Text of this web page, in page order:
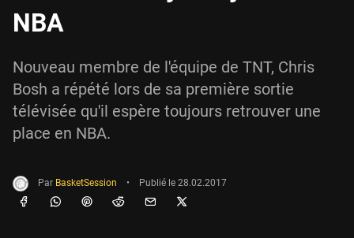
NBA
Nouveau membre de l'équipe de TNT, Chris
Bosh a répété lors de sa première sortie
télévisée qu'il espère toujours retrouver une
place en NBA.
Par BasketSession • Publié le 28.02.2017